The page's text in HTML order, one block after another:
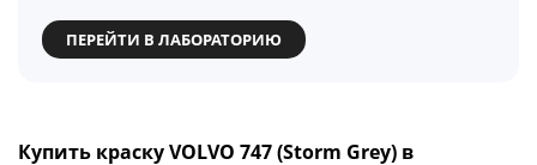
ПЕРЕЙТИ В ЛАБОРАТОРИЮ
Купить краску VOLVO 747 (Storm Grey) в